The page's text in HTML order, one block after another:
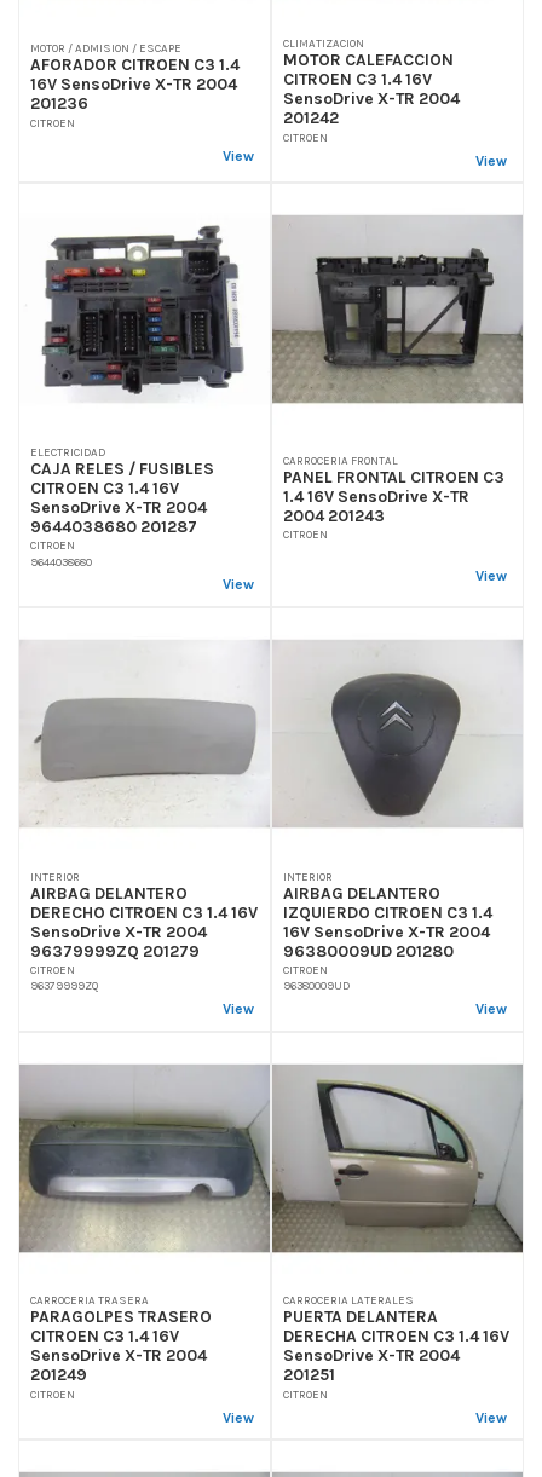
MOTOR / ADMISION / ESCAPE
AFORADOR CITROEN C3 1.4
16V SensoDrive X-TR 2004
201236
CITROEN
View
CLIMATIZACION
MOTOR CALEFACCION
CITROEN C3 1.4 16V
SensoDrive X-TR 2004
201242
CITROEN
View
ELECTRICIDAD
CAJA RELES / FUSIBLES
CITROEN C3 1.4 16V
SensoDrive X-TR 2004
9644038680 201287
CITROEN
9644038680
View
CARROCERIA FRONTAL
PANEL FRONTAL CITROEN C3
1.4 16V SensoDrive X-TR
2004 201243
CITROEN
View
INTERIOR
AIRBAG DELANTERO
DERECHO CITROEN C3 1.4 16V
SensoDrive X-TR 2004
96379999ZQ 201279
CITROEN
96379999ZQ
View
INTERIOR
AIRBAG DELANTERO
IZQUIERDO CITROEN C3 1.4
16V SensoDrive X-TR 2004
96380009UD 201280
CITROEN
96380009UD
View
CARROCERIA TRASERA
PARAGOLPES TRASERO
CITROEN C3 1.4 16V
SensoDrive X-TR 2004
201249
CITROEN
View
CARROCERIA LATERALES
PUERTA DELANTERA
DERECHA CITROEN C3 1.4 16V
SensoDrive X-TR 2004
201251
CITROEN
View